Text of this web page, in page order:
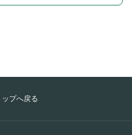
プへ戻る